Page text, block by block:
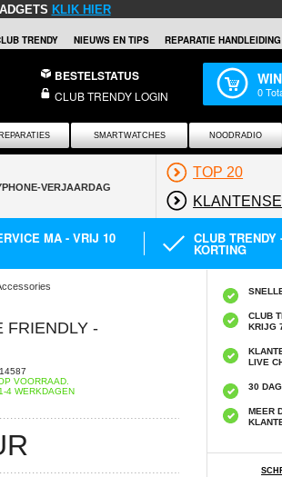
KLIK HIER
TRENDY NIEUWS EN TIPS REPARATIE HANDLEIDING
BESTELSTATUS
CLUB TRENDY LOGIN 0
REPARATIES SMARTWATCHES NOODRADIO
TOP 20
MA - VRIJ 10 CLUB TRENDY
KORTING
FRIENDLY -
VOORRAAD.
4 WERKDAGEN
CLUB
KRIJG
LIVE
30
MEER